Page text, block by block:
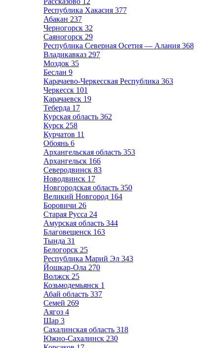
Республика Хакасия 377
Абакан 237
Черногорск 32
Саяногорск 29
Республика Северная Осетия — Алания 368
Владикавказ 297
Моздок 35
Беслан 9
Карачаево-Черкесская Республика 363
Черкесск 101
Карачаевск 19
Теберда 17
Курская область 362
Курск 258
Курчатов 11
Обоянь 6
Архангельская область 353
Архангельск 166
Северодвинск 83
Новодвинск 17
Новгородская область 350
Великий Новгород 164
Боровичи 26
Старая Русса 24
Амурская область 344
Благовещенск 163
Тында 31
Белогорск 25
Республика Марий Эл 343
Йошкар-Ола 270
Волжск 25
Козьмодемьянск 1
Абай область 337
Семей 269
Аягоз 4
Шар 3
Сахалинская область 318
Южно-Сахалинск 230